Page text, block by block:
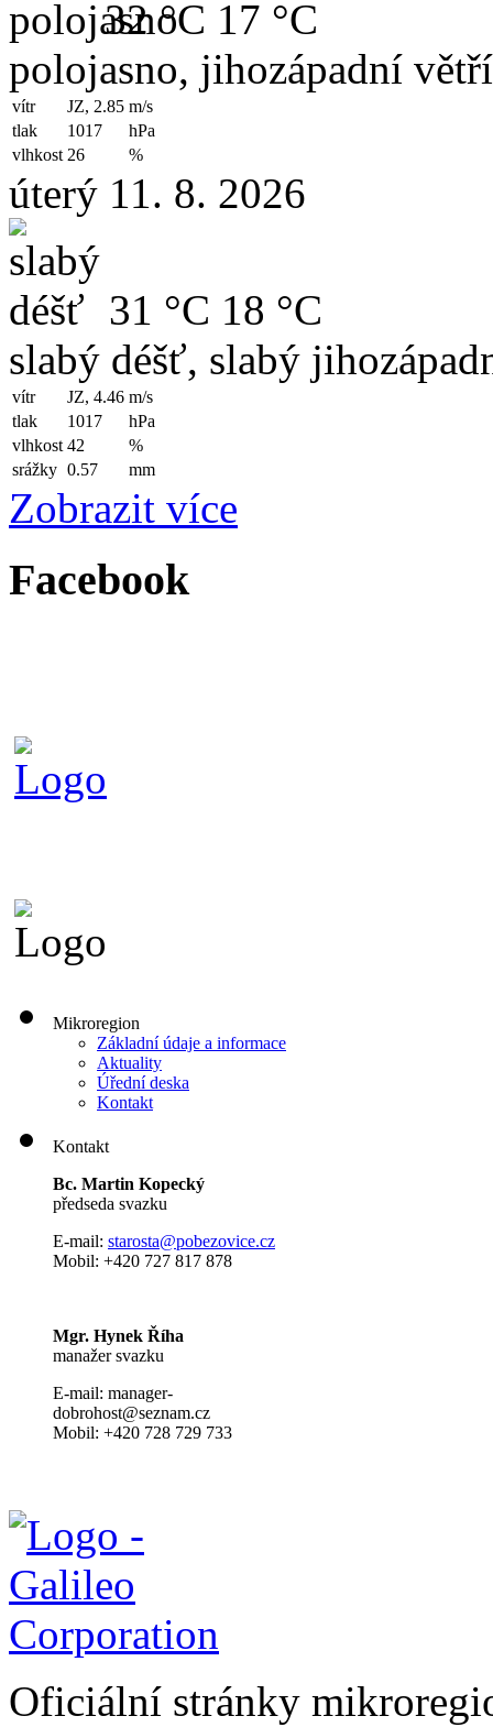
32 °C 17 °C
polojasno, jihozápadní
vítr JZ, 2.85 m/s
tlak
1017
hPa
vlhkost 26 %
úterý 11. 8. 2026
31 °C 18 °C
slabý déšť, slabý
vítr JZ, 4.46 m/s
tlak
1017
hPa
vlhkost 42
%
srážky 0.57 mm
Zobrazit více
Facebook
Mikroregion
Základní údaje a informace
Aktuality
Úřední deska
Kontakt
Kontakt
Bc. Martin Kopecký
předseda svazku
E-mail: starosta@pobezovice.cz
Mobil: +420 727 817 878
Mgr. Hynek Říha
manažer svazku
E-mail: manager-
dobrohost@seznam.cz
Mobil: +420 728 729 733
Oficiální stránky